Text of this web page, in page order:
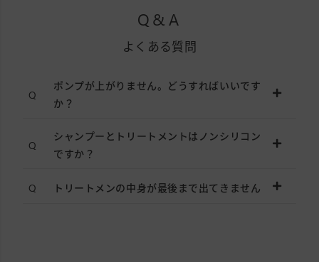
Q&A
よくある質問
ポンプが上がりません。どうすればいいです
か？
シャンプーとトリートメントはノンシリコン
ですか？
トリートメンの中身が最後まで出てきません